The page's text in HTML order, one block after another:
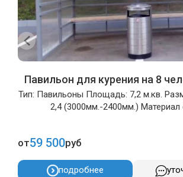
Павильон для курения на 8
Тип: Павильоны Площадь: 7,2 м.кв.
2,4 (3000мм.-2400мм.) Материал
от59 500руб
подробнее